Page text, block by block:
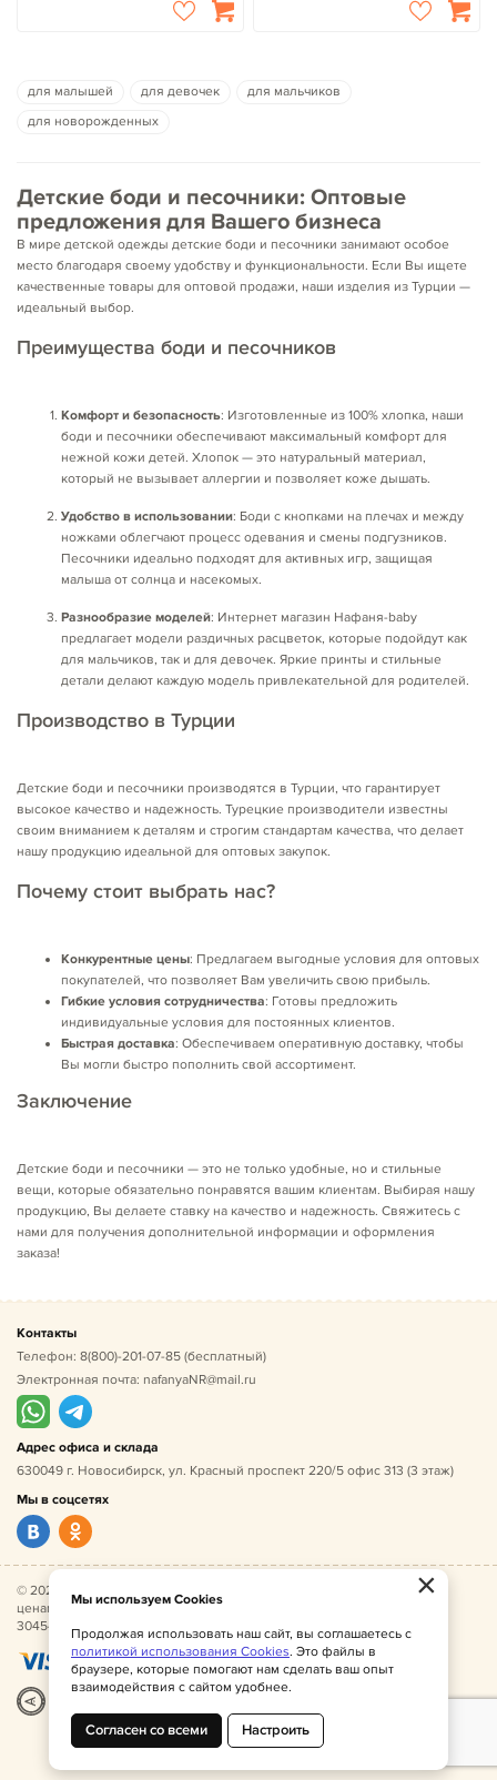
для малышей для девочек
для мальчиков
для новорожденных
Детские боди и песочники: Оптовые
предложения для Вашего бизнеса
В мире детской одежды детские боди и песочники занимают особое
место благодаря своему удобству и функциональности. Если Вы ищете
качественные товары для оптовой продажи, наши изделия из Турции —
идеальный выбор.
Преимущества боди и песочников
Комфорт и безопасность: Изготовленные из 100% хлопка, наши
боди и песочники обеспечивают максимальный комфорт для
нежной кожи детей. Хлопок — это натуральный материал,
который не вызывает аллергии и позволяет коже дышать.
Удобство в использовании: Боди с кнопками на плечах и между
ножками облегчают процесс одевания и смены подгузников.
Песочники идеально подходят для активных игр, защищая
малыша от солнца и насекомых.
Разнообразие моделей: Интернет магазин Нафаня-baby
предлагает модели раздичных расцветок, которые подойдут как
для мальчиков, так и для девочек. Яркие принты и стильные
детали делают каждую модель привлекательной для родителей.
Производство в Турции
Детские боди и песочники производятся в Турции, что гарантирует
высокое качество и надежность. Турецкие производители известны
своим вниманием к деталям и строгим стандартам качества, что делает
нашу продукцию идеальной для оптовых закупок.
Почему стоит выбрать нас?
Конкурентные цены: Предлагаем выгодные условия для оптовых
покупателей, что позволяет Вам увеличить свою прибыль.
Гибкие условия сотрудничества: Готовы предложить
индивидуальные условия для постоянных клиентов.
Быстрая доставка: Обеспечиваем оперативную доставку, чтобы
Вы могли быстро пополнить свой ассортимент.
Заключение
Детские боди и песочники — это не только удобные, но и стильные
вещи, которые обязательно понравятся вашим клиентам. Выбирая нашу
продукцию, Вы делаете ставку на качество и надежность. Свяжитесь с
нами для получения дополнительной информации и оформления
заказа!
Контакты
Телефон: 8(800)-201-07-85 (бесплатный)
Электронная почта: nafanyaNR@mail.ru
Адрес офиса и склада
630049 г. Новосибирск, ул. Красный проспект 220/5 офис 313 (3 этаж)
Мы в соцсетях
© 2026 Нафаня — оптовые поставки детской одежды по
ценам производителя. ИНН 541005493544, ОГРН
304541027500052.
×
Мы используем Cookies
Продолжая использовать наш сайт, вы соглашаетесь с
политикой использования Cookies. Это файлы в
браузере, которые помогают нам сделать ваш опыт
взаимодействия с сайтом удобнее.
Согласен со всеми Настроить